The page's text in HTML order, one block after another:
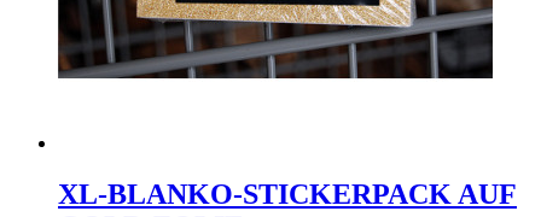
XL-BLANKO-STICKERPACK AUF